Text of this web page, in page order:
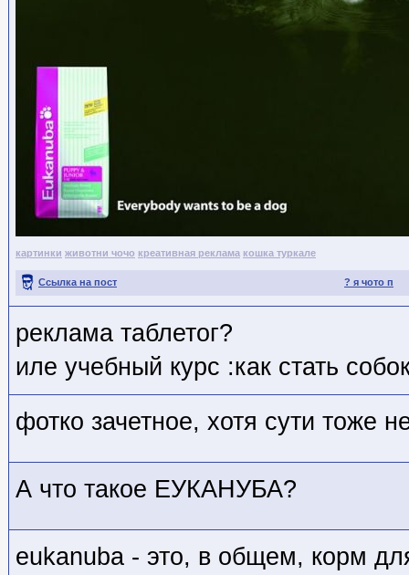
картинки животни чочо креативная реклама кошка туркале
? я чото п
Ссылка на пост
реклама таблетог?
иле учебный курс :как стать
фотко зачетное, хотя сути тоже
А что такое ЕУКАНУБА?
eukanuba - это, в общем, корм